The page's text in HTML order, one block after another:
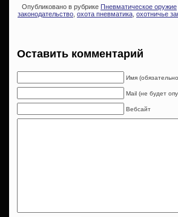
Опубликовано в рубрике Пневматическое оружие
законодательство охота пневматика охотничье
Оставить комментарий
Имя
Mail (не будет
Вебсайт